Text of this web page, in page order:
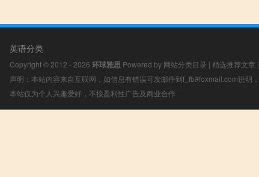
英语分类
Copyright © 2012 - 2026 环球雅思 Powered by 网站分类目录 | 精选推荐文章 |
声明：本站内容来自互联网，如信息有错误可发邮件到f_fb#foxmail.com说明
本站仅为个人兴趣爱好，不接盈利性广告及商业合作